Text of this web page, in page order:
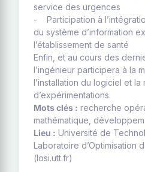
service des urgences
- Participation à
du système d’information
l’établissement de santé
Enfin, et au cours des
l’ingénieur participera à la
l’installation du logiciel et
d’expérimentations.
Mots clés : recherche
mathématique,
Lieu : Université de
Laboratoire d’Optimisation
(losi.utt.fr)